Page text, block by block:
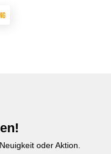
oder Aktion.